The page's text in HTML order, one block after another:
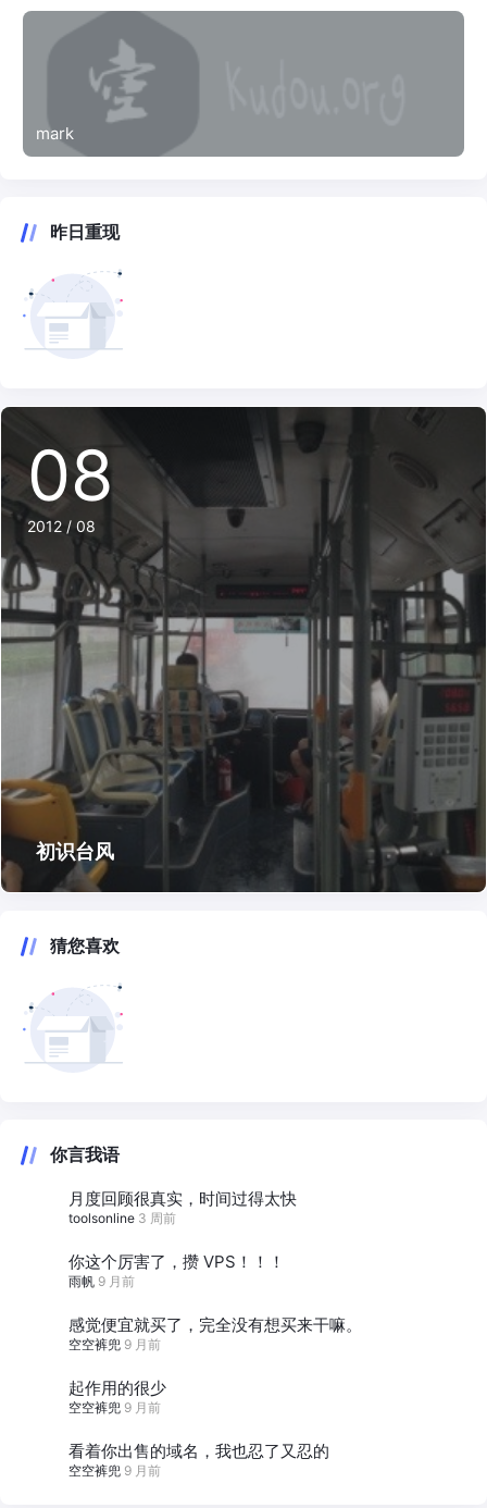
mark
昨日重现
初识台风
08
2012 / 08
猜您喜欢
你言我语
月度回顾很真实，时间过得太快
toolsonline 3 周前
你这个厉害了，攒 VPS！！！
雨帆 9 月前
感觉便宜就买了，完全没有想买来干嘛。
空空裤兜 9 月前
起作用的很少
空空裤兜 9 月前
看着你出售的域名，我也忍了又忍的
空空裤兜 9 月前